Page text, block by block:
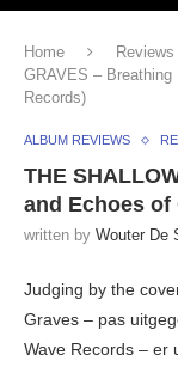
Home Reviews
GRAVES –
Records)
ALBUM REVIEWS
THE
and Echoes of
written by Wouter De
Judging by the
Graves – pas
Wave Records – er